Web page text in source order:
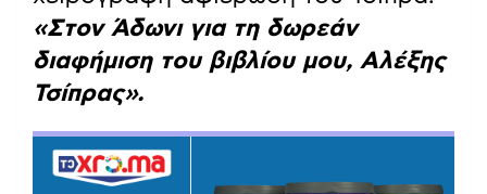
«Στον Άδωνι για τη δωρεάν
διαφήμιση του βιβλίου μου, Αλέξης
Τσίπρας».